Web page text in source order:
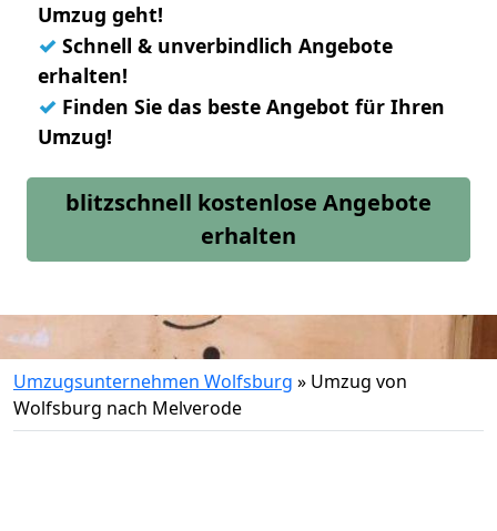
Umzug geht!
✓ Schnell & unverbindlich Angebote
erhalten!
✓ Finden Sie das beste Angebot für Ihren
Umzug!
blitzschnell kostenlose Angebote
erhalten
Umzugsunternehmen Wolfsburg » Umzug von
Wolfsburg nach Melverode